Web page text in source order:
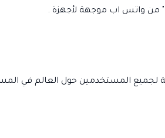
من واتس اب موجهة لأجهزة .
لجميع المستخدمين حول العالم في